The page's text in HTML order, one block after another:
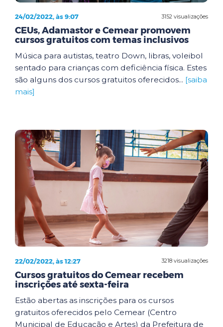
3152 visualizações
24/02/2022, às 9:07
CEUs, Adamastor e Cemear promovem
cursos gratuitos com temas inclusivos
Música para autistas, teatro Down, libras, voleibol
sentado para crianças com deficiência física. Estes
são alguns dos cursos gratuitos oferecidos... [saiba
mais]
3218 visualizações
22/02/2022, às 12:27
Cursos gratuitos do Cemear recebem
inscrições até sexta-feira
Estão abertas as inscrições para os cursos
gratuitos oferecidos pelo Cemear (Centro
Municipal de Educação e Artes) da Prefeitura de